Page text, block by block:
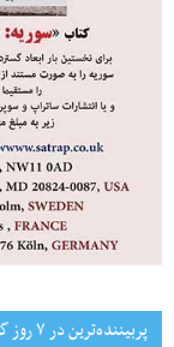
پربیننده‌ترین‌ در ۷ روز گذشته